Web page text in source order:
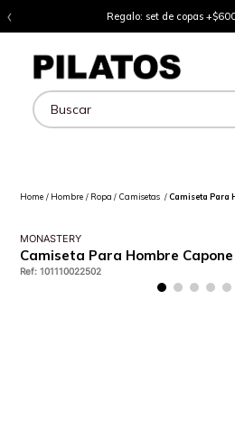
‹ Regalo: set de copas
Buscar
Hombre Ropa Camisetas Camiseta Para
MONASTERY
Camiseta Para Hombre
Ref:101110022502